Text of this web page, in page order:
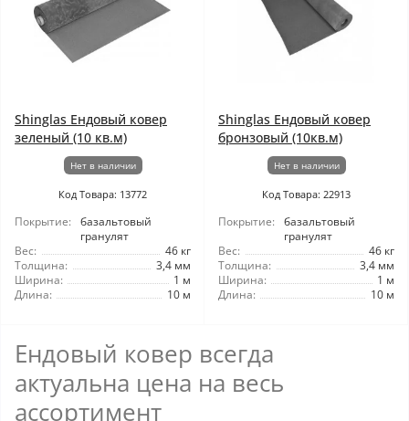
Shinglas Ендовый ковер
зеленый (10 кв.м)
Нет в наличии
Код Товара: 13772
Покрытие:
базальтовый
гранулят
Вес:
46 кг
Толщина:
3,4 мм
Ширина:
1 м
Длина:
10 м
Shinglas Ендовый ковер
бронзовый (10кв.м)
Нет в наличии
Код Товара: 22913
Покрытие:
базальтовый
гранулят
Вес:
46 кг
Толщина:
3,4 мм
Ширина:
1 м
Длина:
10 м
Ендовый ковер всегда
актуальна цена на весь
ассортимент